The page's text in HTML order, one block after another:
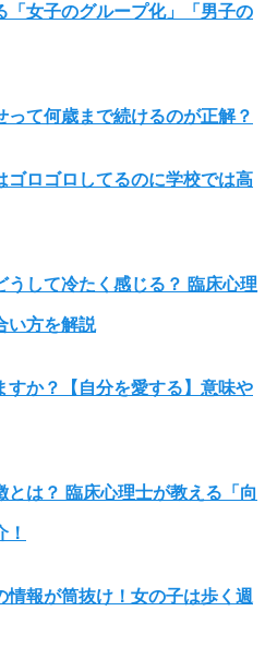
「女子のグループ化」「男子の
て何歳まで続けるのが正解？
ゴロゴロしてるのに学校では高
うして冷たく感じる？ 臨床心理
い方を解説
すか？【自分を愛する】意味や
とは？ 臨床心理士が教える「向
！
報が筒抜け！女の子は歩く週